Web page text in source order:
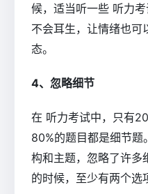
候，适当听一些 听力
不会耳生，让情绪也可
态。
4、忽略细节
在 听力考试中，只有
80%的题目都是细节题
构和主题，忽略了许多
的时候，至少有两个选